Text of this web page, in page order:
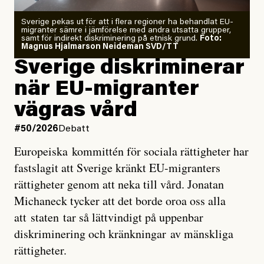
Zeke Hausfather är chockad igen efter att ha
analyserat hur de olika klimatmodellerna bedömer
läget för hur den begynnande El Niño-händelsen ska
utveckla sig. El Niño är ett återkommande
väderfenomen som uppstår när havsvattnet i delar av
Stilla havet blir ovanligt varmt. Det påverkar vädret
över stora delar av världen och under
forskare allt oftare varnat för att den här El Niñon
Det verkar vara en underdrift, menar nu Zeke
Hausfather.
”Det ser ut som att årets El Niño inte bara med stor
sannolikhet kommer att bli den starkaste sedan
tillförlitliga mätningar inleddes – den kan till och med
Sverige pekas ut för att i flera regioner ha behandlat EU-
migranter sämre i jämförelse med andra utsatta grupper,
samt för indirekt diskriminering på etnisk grund. Foto:
Magnus Hjalmarson Neideman SVD/TT
Sverige diskriminerar
när EU-migranter
vägras vård
#50/2026 Debatt
Europeiska kommittén för sociala rättigheter har
fastslagit att Sverige kränkt EU-migranters
rättigheter genom att neka till vård. Jonatan
Michaneck tycker att det borde oroa oss alla
att staten tar så lättvindigt på uppenbar
diskriminering och kränkningar av mänskliga
rättigheter.